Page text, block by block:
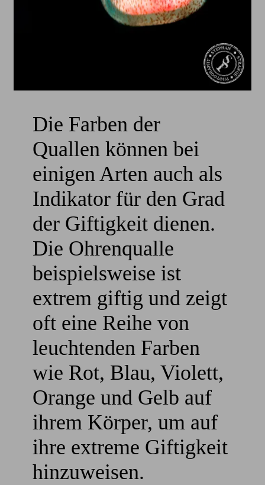
Die Farben der
Quallen können bei
einigen Arten auch als
Indikator für den Grad
der Giftigkeit dienen.
Die Ohrenqualle
beispielsweise ist
extrem giftig und zeigt
oft eine Reihe von
leuchtenden Farben
wie Rot, Blau, Violett,
Orange und Gelb auf
ihrem Körper, um auf
ihre extreme Giftigkeit
hinzuweisen.